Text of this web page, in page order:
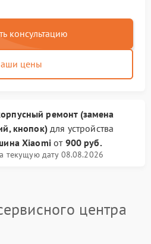
консультацию
цены
ремонт (замена
кнопок)для устройства
Xiaomiот 900 руб.
текущую дату 08.08.2026
центра